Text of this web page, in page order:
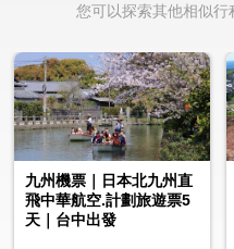
您可以探索其他相似行
九州機票｜日本北九州直
飛中華航空.計劃旅遊票5
天｜台中出發